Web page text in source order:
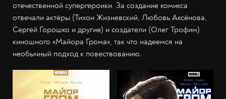
отечественной супергероики. За создание комикса
отвечали актёры (Тихон Жизневский, Любовь Аксёнова,
Сергей Горошко и другие) и создатели (Олег Трофим)
киношного «Майора Грома», так что надеемся на
необычный подход к повествованию.